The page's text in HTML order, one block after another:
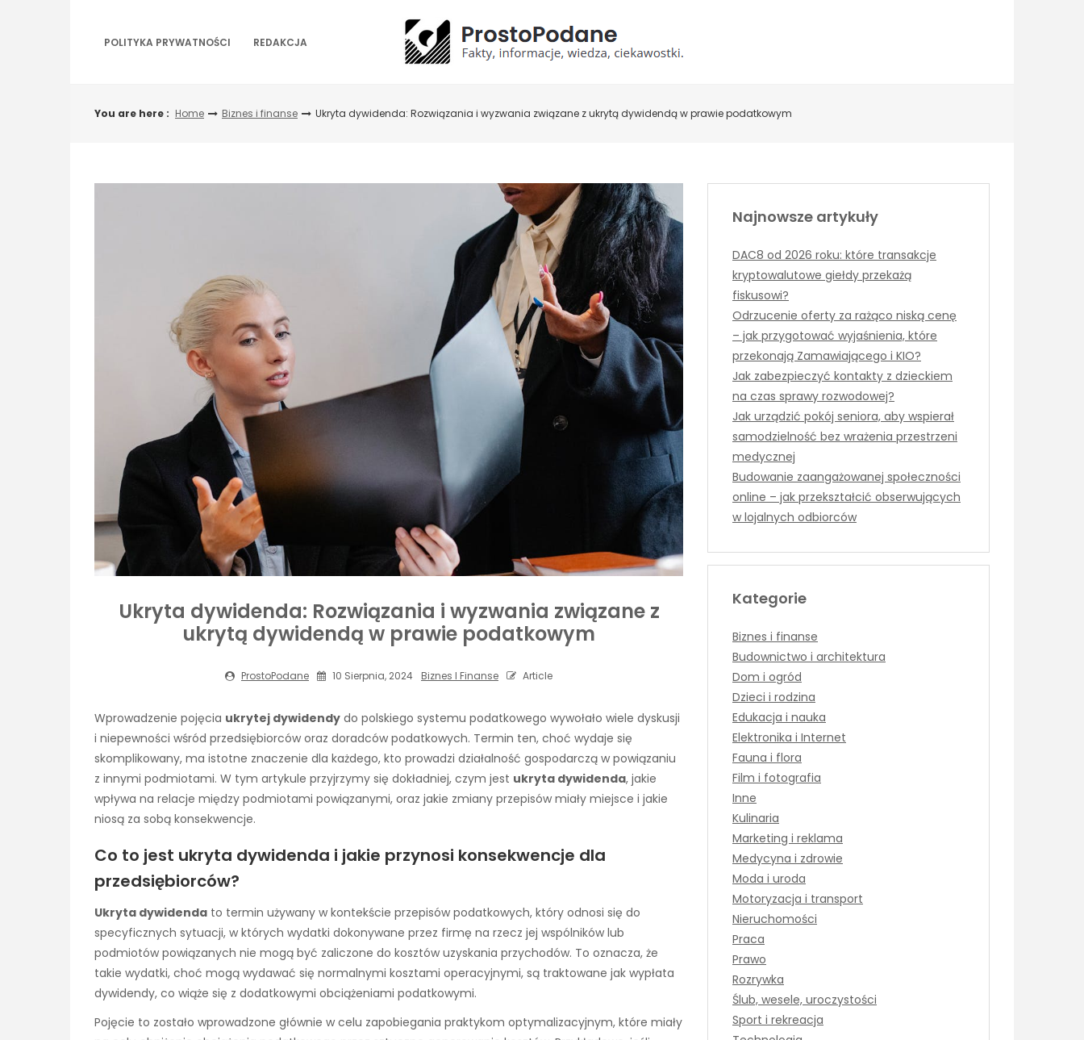
POLITYKA PRYWATNOŚCI REDAKCJA
You are here : Home Biznes i finanse Ukryta dywidenda: Rozwiązania i wyzwania związane z ukrytą dywidendą w prawie podatkowym
Ukryta dywidenda: Rozwiązania i wyzwania związane z
ukrytą dywidendą w prawie podatkowym
ProstoPodane 10 Sierpnia, 2024 Biznes I Finanse Article
Wprowadzenie pojęcia ukrytej dywidendy do polskiego systemu podatkowego wywołało wiele dyskusji
i niepewności wśród przedsiębiorców oraz doradców podatkowych. Termin ten, choć wydaje się
skomplikowany, ma istotne znaczenie dla każdego, kto prowadzi działalność gospodarczą w powiązaniu
z innymi podmiotami. W tym artykule przyjrzymy się dokładniej, czym jest ukryta dywidenda, jakie
wpływa na relacje między podmiotami powiązanymi, oraz jakie zmiany przepisów miały miejsce i jakie
niosą za sobą konsekwencje.
Co to jest ukryta dywidenda i jakie przynosi konsekwencje dla
przedsiębiorców?
Ukryta dywidenda to termin używany w kontekście przepisów podatkowych, który odnosi się do
specyficznych sytuacji, w których wydatki dokonywane przez firmę na rzecz jej wspólników lub
podmiotów powiązanych nie mogą być zaliczone do kosztów uzyskania przychodów. To oznacza, że
takie wydatki, choć mogą wydawać się normalnymi kosztami operacyjnymi, są traktowane jak wypłata
dywidendy, co wiąże się z dodatkowymi obciążeniami podatkowymi.
Pojęcie to zostało wprowadzone głównie w celu zapobiegania praktykom optymalizacyjnym, które miały
Najnowsze artykuły
DAC8 od 2026 roku: które transakcje
kryptowalutowe giełdy przekażą
fiskusowi?
Odrzucenie oferty za rażąco niską cenę
– jak przygotować wyjaśnienia, które
przekonają Zamawiającego i KIO?
Jak zabezpieczyć kontakty z dzieckiem
na czas sprawy rozwodowej?
Jak urządzić pokój seniora, aby wspierał
samodzielność bez wrażenia przestrzeni
medycznej
Budowanie zaangażowanej społeczności
online – jak przekształcić obserwujących
w lojalnych odbiorców
Kategorie
Biznes i finanse
Budownictwo i architektura
Dom i ogród
Dzieci i rodzina
Edukacja i nauka
Elektronika i Internet
Fauna i flora
Film i fotografia
Inne
Kulinaria
Marketing i reklama
Medycyna i zdrowie
Moda i uroda
Motoryzacja i transport
Nieruchomości
Praca
Prawo
Rozrywka
Ślub, wesele, uroczystości
Sport i rekreacja